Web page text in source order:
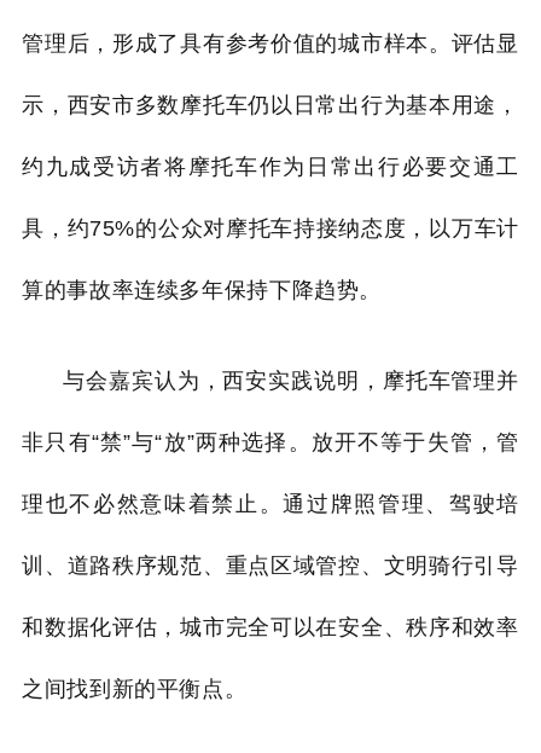
管理后，形成了具有参考价值的城市样本。评估显
示，西安市多数摩托车仍以日常出行为基本用途，
约九成受访者将摩托车作为日常出行必要交通工
具，约75%的公众对摩托车持接纳态度，以万车计
算的事故率连续多年保持下降趋势。
与会嘉宾认为，西安实践说明，摩托车管理并
非只有“禁”与“放”两种选择。放开不等于失管，管
理也不必然意味着禁止。通过牌照管理、驾驶培
训、道路秩序规范、重点区域管控、文明骑行引导
和数据化评估，城市完全可以在安全、秩序和效率
之间找到新的平衡点。